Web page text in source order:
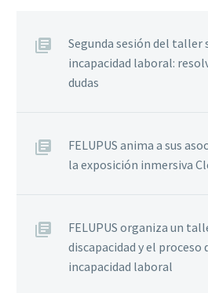
Segunda sesión del taller
incapacidad laboral:
dudas
FELUPUS anima a sus
la exposición inmersiva
FELUPUS organiza un
discapacidad y el proceso
incapacidad laboral